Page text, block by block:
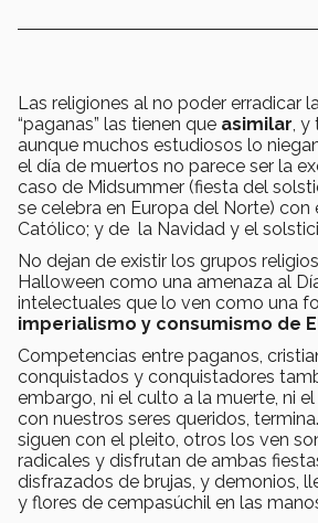
Las religiones al no poder erradicar
“paganas” las tienen que asimilar, y
aunque muchos estudiosos lo
el día de muertos no parece ser la
caso de Midsummer (fiesta del
se celebra en Europa del Norte) con
Católico; y de la Navidad y el
No dejan de existir los grupos
Halloween como una amenaza al
intelectuales que lo ven como una
imperialismo y consumismo de
Competencias entre paganos,
conquistados y conquistadores
embargo, ni el culto a la muerte, ni
con nuestros seres queridos,
siguen con el pleito, otros los ven
radicales y disfrutan de ambas
disfrazados de brujas, y demonios,
y flores de cempasúchil en las